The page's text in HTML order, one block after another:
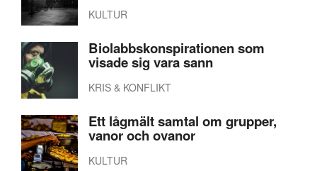
KULTUR
Biolabbskonspirationen som
visade sig vara sann
KRIS & KONFLIKT
Ett lågmält samtal om grupper,
vanor och ovanor
KULTUR